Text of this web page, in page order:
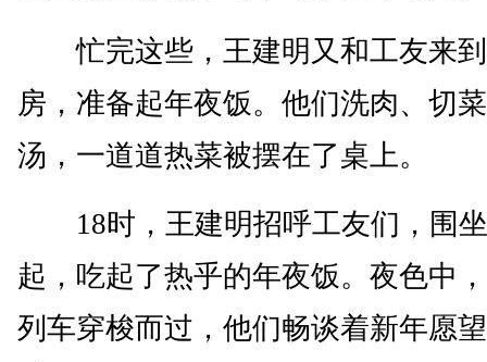
忙完这些，王建明又和工友来
房，准备起年夜饭。他们洗肉、切
汤，一道道热菜被摆在了桌上。
18时，王建明招呼工友们，围
起，吃起了热乎的年夜饭。夜色中
列车穿梭而过，他们畅谈着新年愿